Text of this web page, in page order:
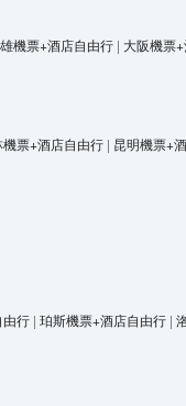
機票+酒店自由行 | 大阪機票
票+酒店自由行 | 昆明機票+
由行 | 珀斯機票+酒店自由行 |